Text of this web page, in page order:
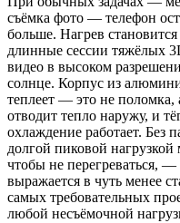
съёмка фото — телефон
больше. Нагрев
длинные сессии тяжёлых
видео в высоком
солнце. Корпус из
теплеет — это не поломка,
отводит тепло наружу, и
охлаждение работает. Без
долгой пиковой
чтобы не перегреваться, —
выражается в чуть менее
самых требовательных
любой несъёмочной